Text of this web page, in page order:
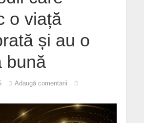
o viață
și au o
bună
Adaugă comentarii